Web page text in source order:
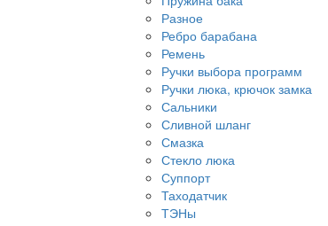
Разное
Ребро барабана
Ремень
Ручки выбора программ
Ручки люка, крючок замка
Сальники
Сливной шланг
Смазка
Стекло люка
Суппорт
Таходатчик
ТЭНы